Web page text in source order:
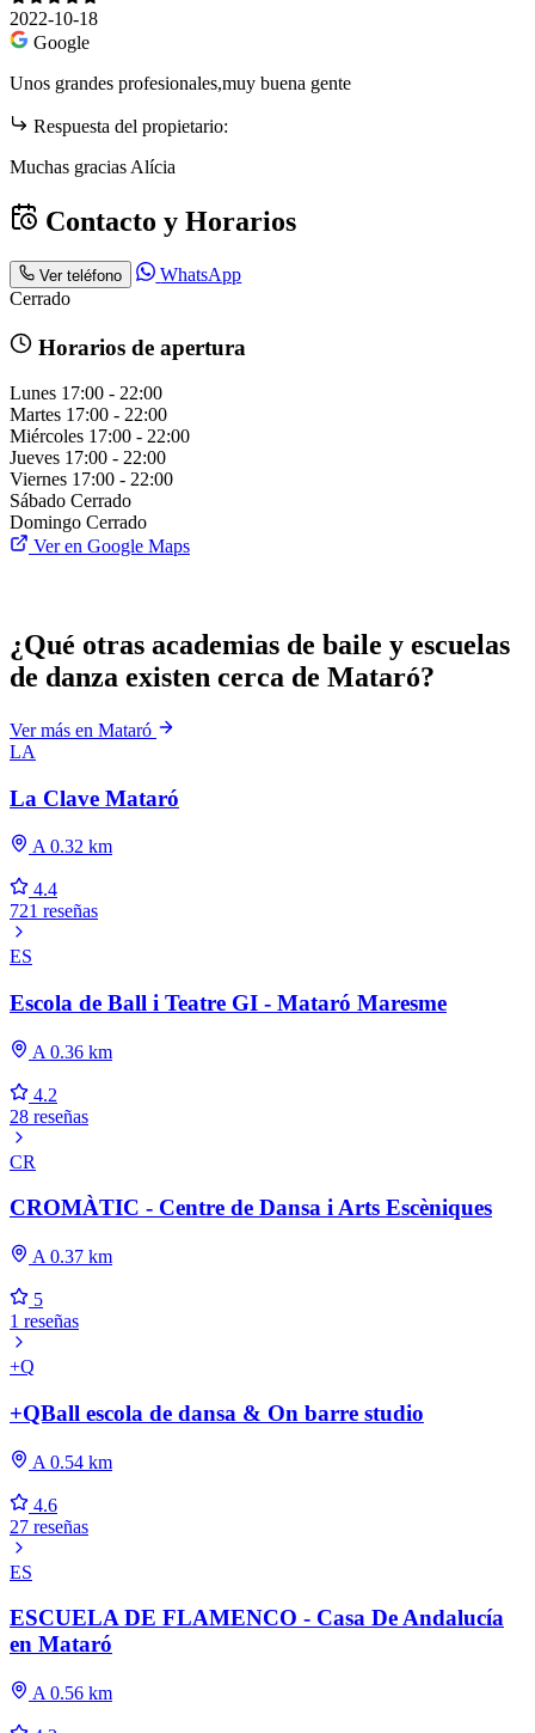
2022-10-18
Google
Unos grandes profesionales,muy buena gente
Respuesta del propietario:
Muchas gracias Alícia
Contacto y Horarios
Ver teléfono
WhatsApp
Cerrado
Horarios de apertura
Lunes 17:00 - 22:00
Martes 17:00 - 22:00
Miércoles 17:00 - 22:00
Jueves 17:00 - 22:00
Viernes 17:00 - 22:00
Sábado Cerrado
Domingo Cerrado
Ver en Google Maps
¿Qué otras academias de baile y escuelas
de danza existen cerca de Mataró?
Ver más en Mataró
LA
La Clave Mataró
A 0.32 km
4.4
721 reseñas
ES
Escola de Ball i Teatre GI - Mataró Maresme
A 0.36 km
4.2
28 reseñas
CR
CROMÀTIC - Centre de Dansa i Arts Escèniques
A 0.37 km
5
1 reseñas
+Q
+QBall escola de dansa & On barre studio
A 0.54 km
4.6
27 reseñas
ES
ESCUELA DE FLAMENCO - Casa De Andalucía
en Mataró
A 0.56 km